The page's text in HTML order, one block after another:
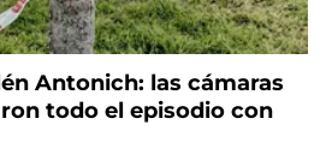
Antonich: las cámaras
todo el episodio con